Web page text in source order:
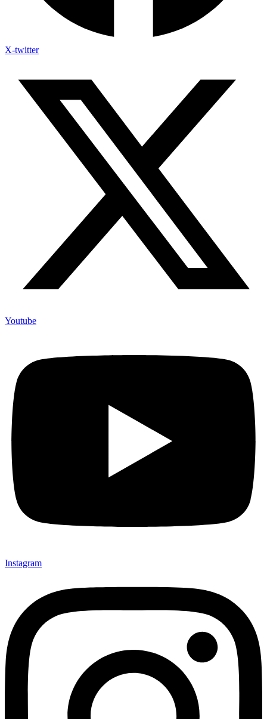
X-twitter
Youtube
Instagram